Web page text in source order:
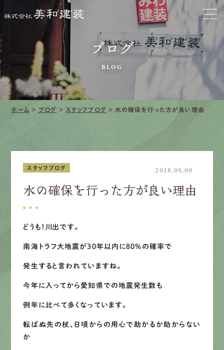
お家をきれいに
会社をきれいに
クリーニング
施工事例
募集要項
先輩インタビュー
有
ブログ
BLOG
ホーム > ブログ > スタッフブログ > 水の確保を行った方が良い理由
スタッフブログ 2018.05.09
水の確保を行った方が良い理由
どうも！川出です。
南海トラフ大地震が３０年以内に８０%の確率で
発生すると言われていますね。
今年に入ってから愛知県での地震発生数も
例年に比べて多くなっています。
転ばぬ先の杖、日頃からの用心で助かるか助からない
か